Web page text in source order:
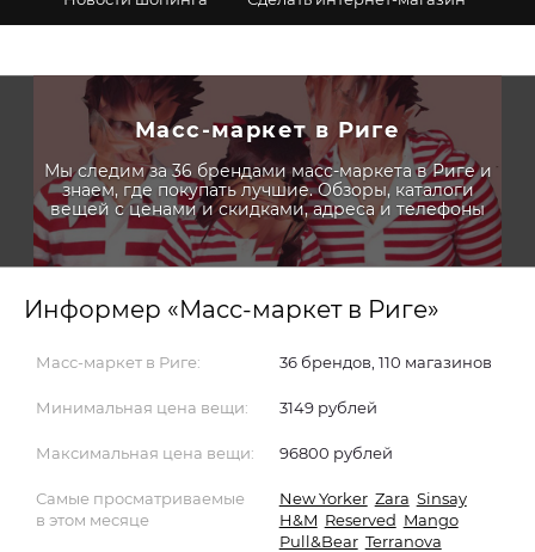
Масс-маркет в Риге
Мы следим за 36 брендами масс-маркета в Риге и
знаем, где покупать лучшие. Обзоры, каталоги
вещей с ценами и скидками, адреса и телефоны
Информер «Масс-маркет в Риге»
Масс-маркет в Риге: 36 брендов, 110 магазинов
Минимальная цена вещи: 3149 рублей
Максимальная цена вещи: 96800 рублей
Самые просматриваемые
в этом месяце
New Yorker Zara Sinsay
H&M Reserved Mango
Pull&Bear Terranova